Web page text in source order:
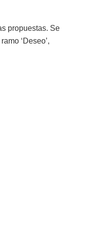
propuestas. Se
‘Deseo’,